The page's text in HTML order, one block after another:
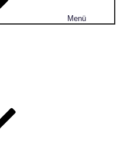
Menü